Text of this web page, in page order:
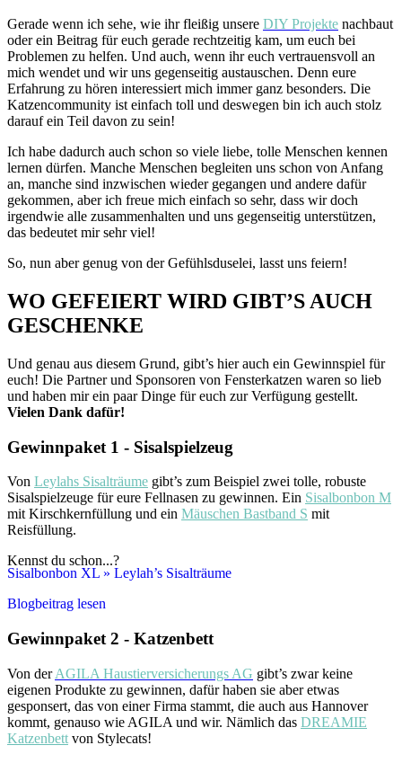
Gerade wenn ich sehe, wie ihr fleißig unsere DIY Projekte nachbaut
oder ein Beitrag für euch gerade rechtzeitig kam, um euch bei
Problemen zu helfen. Und auch, wenn ihr euch vertrauensvoll an
mich wendet und wir uns gegenseitig austauschen. Denn eure
Erfahrung zu hören interessiert mich immer ganz besonders. Die
Katzencommunity ist einfach toll und deswegen bin ich auch stolz
darauf ein Teil davon zu sein!
Ich habe dadurch auch schon so viele liebe, tolle Menschen kennen
lernen dürfen. Manche Menschen begleiten uns schon von Anfang
an, manche sind inzwischen wieder gegangen und andere dafür
gekommen, aber ich freue mich einfach so sehr, dass wir doch
irgendwie alle zusammenhalten und uns gegenseitig unterstützen,
das bedeutet mir sehr viel!
So, nun aber genug von der Gefühlsduselei, lasst uns feiern!
WO GEFEIERT WIRD GIBT’S AUCH
GESCHENKE
Und genau aus diesem Grund, gibt’s hier auch ein Gewinnspiel für
euch! Die Partner und Sponsoren von Fensterkatzen waren so lieb
und haben mir ein paar Dinge für euch zur Verfügung gestellt.
Vielen Dank dafür!
Gewinnpaket 1 - Sisalspielzeug
Von Leylahs Sisalträume gibt’s zum Beispiel zwei tolle, robuste
Sisalspielzeuge für eure Fellnasen zu gewinnen. Ein Sisalbonbon M
mit Kirschkernfüllung und ein Mäuschen Bastband S mit
Reisfüllung.
Kennst du schon...?
Sisalbonbon XL » Leylah’s Sisalträume
Blogbeitrag lesen
Gewinnpaket 2 - Katzenbett
Von derAGILA Haustierversicherungs AG gibt’s zwar keine
eigenen Produkte zu gewinnen, dafür haben sie aber etwas
gesponsert, das von einer Firma stammt, die auch aus Hannover
kommt, genauso wie AGILA und wir. Nämlich das DREAMIE
Katzenbett von Stylecats!